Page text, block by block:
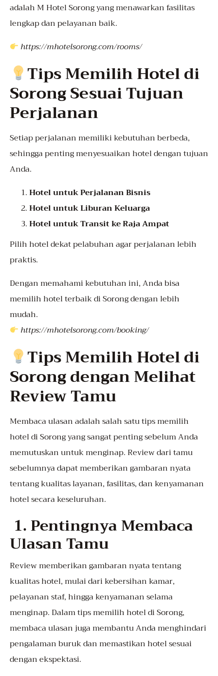
adalah M Hotel Sorong yang menawarkan fasilitas
lengkap dan pelayanan baik.
https://mhotelsorong.com/rooms/
Tips Memilih Hotel di
Sorong Sesuai Tujuan
Perjalanan
Setiap perjalanan memiliki kebutuhan berbeda,
sehingga penting menyesuaikan hotel dengan tujuan
Anda.
Hotel untuk Perjalanan Bisnis
Hotel untuk Liburan Keluarga
Hotel untuk Transit ke Raja Ampat
Pilih hotel dekat pelabuhan agar perjalanan lebih
praktis.
Dengan memahami kebutuhan ini, Anda bisa
memilih hotel terbaik di Sorong dengan lebih
mudah.
https://mhotelsorong.com/booking/
Tips Memilih Hotel di
Sorong dengan Melihat
Review Tamu
Membaca ulasan adalah salah satu tips memilih
hotel di Sorong yang sangat penting sebelum Anda
memutuskan untuk menginap. Review dari tamu
sebelumnya dapat memberikan gambaran nyata
tentang kualitas layanan, fasilitas, dan kenyamanan
hotel secara keseluruhan.
1. Pentingnya Membaca
Ulasan Tamu
Review memberikan gambaran nyata tentang
kualitas hotel, mulai dari kebersihan kamar,
pelayanan staf, hingga kenyamanan selama
menginap. Dalam tips memilih hotel di Sorong,
membaca ulasan juga membantu Anda menghindari
pengalaman buruk dan memastikan hotel sesuai
dengan ekspektasi.